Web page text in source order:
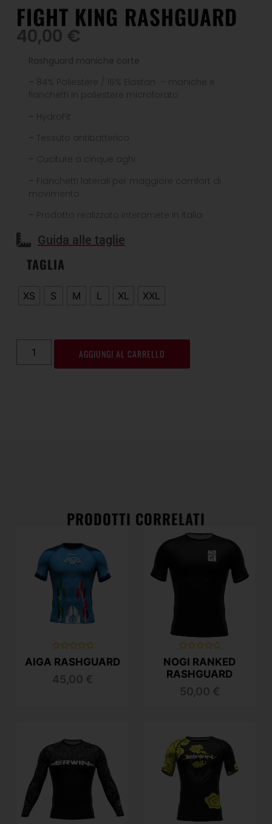
FIGHT KING RASHGUARD
40,00 €
Rashguard maniche corte
– 84% Poliestere / 16% Elastan – maniche e
fianchetti in poliestere microforato
– HydroFit
– Tessuto antibatterico
– Cuciture a cinque aghi
– Fianchetti laterali per maggiore comfort di
movimento
– Prodotto realizzato interamete in Italia
Guida alle taglie
TAGLIA
XS S M L XL XXL
AGGIUNGI AL CARRELLO
PRODOTTI CORRELATI
Valutato
5
AIGA RASHGUARD
45,00 €
Valutato
0
su
5
NOGI RANKED
RASHGUARD
50,00 €